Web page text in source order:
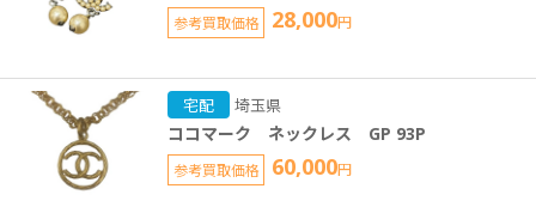
参考買取価格 28,000円
宅配 埼玉県
ココマーク ネックレス GP 93P
参考買取価格 60,000円